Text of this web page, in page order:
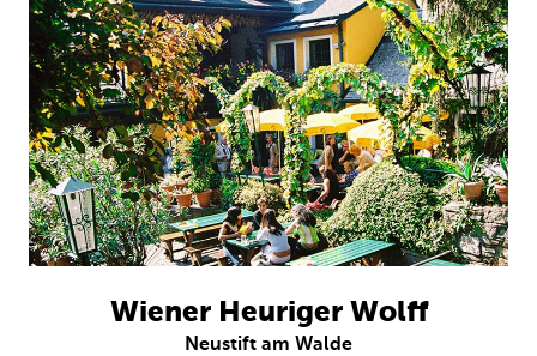
Wiener Heuriger Wolff
Neustift am Walde